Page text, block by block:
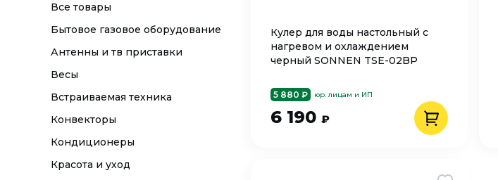
Все товары
Бытовое газовое оборудование
Антенны и тв приставки
Весы
Встраиваемая техника
Конвекторы
Кондиционеры
Красота и уход
Кулер для воды настольный с
нагревом и охлаждением
черный SONNEN TSE-02BP
5 880 ₽ юр. лицам и ИП
6 190 ₽